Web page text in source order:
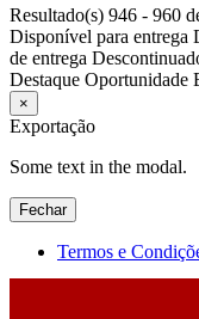
Resultado(s) 946 - 960
Disponível para entrega
de entrega
Destaque Oportunidade
×
Exportação
Some text in the modal.
Fechar
Termos e